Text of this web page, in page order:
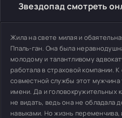
Звездопад смотреть
Жила на свете милая и
Ппаль-ган. Она была
молодому и талантливому
работала в страховой компании.
совместной службы этот мужчина
имени. Да и головокружительных
не видать, ведь она не обладала
навыками. Но жизнь переменчива,